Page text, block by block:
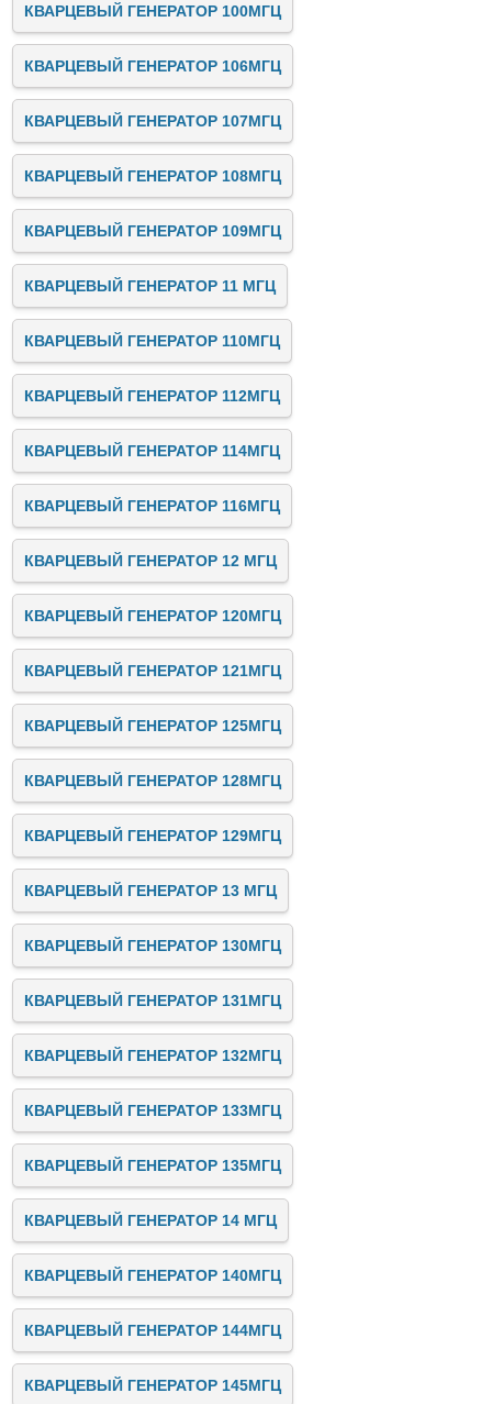
КВАРЦЕВЫЙ ГЕНЕРАТОР 100МГЦ
КВАРЦЕВЫЙ ГЕНЕРАТОР 106МГЦ
КВАРЦЕВЫЙ ГЕНЕРАТОР 107МГЦ
КВАРЦЕВЫЙ ГЕНЕРАТОР 108МГЦ
КВАРЦЕВЫЙ ГЕНЕРАТОР 109МГЦ
КВАРЦЕВЫЙ ГЕНЕРАТОР 11 МГЦ
КВАРЦЕВЫЙ ГЕНЕРАТОР 110МГЦ
КВАРЦЕВЫЙ ГЕНЕРАТОР 112МГЦ
КВАРЦЕВЫЙ ГЕНЕРАТОР 114МГЦ
КВАРЦЕВЫЙ ГЕНЕРАТОР 116МГЦ
КВАРЦЕВЫЙ ГЕНЕРАТОР 12 МГЦ
КВАРЦЕВЫЙ ГЕНЕРАТОР 120МГЦ
КВАРЦЕВЫЙ ГЕНЕРАТОР 121МГЦ
КВАРЦЕВЫЙ ГЕНЕРАТОР 125МГЦ
КВАРЦЕВЫЙ ГЕНЕРАТОР 128МГЦ
КВАРЦЕВЫЙ ГЕНЕРАТОР 129МГЦ
КВАРЦЕВЫЙ ГЕНЕРАТОР 13 МГЦ
КВАРЦЕВЫЙ ГЕНЕРАТОР 130МГЦ
КВАРЦЕВЫЙ ГЕНЕРАТОР 131МГЦ
КВАРЦЕВЫЙ ГЕНЕРАТОР 132МГЦ
КВАРЦЕВЫЙ ГЕНЕРАТОР 133МГЦ
КВАРЦЕВЫЙ ГЕНЕРАТОР 135МГЦ
КВАРЦЕВЫЙ ГЕНЕРАТОР 14 МГЦ
КВАРЦЕВЫЙ ГЕНЕРАТОР 140МГЦ
КВАРЦЕВЫЙ ГЕНЕРАТОР 144МГЦ
КВАРЦЕВЫЙ ГЕНЕРАТОР 145МГЦ